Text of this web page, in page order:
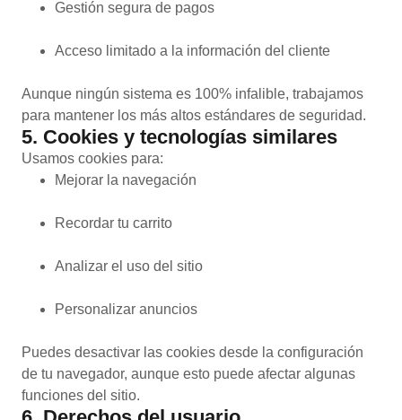
Gestión segura de pagos
Acceso limitado a la información del cliente
Aunque ningún sistema es 100% infalible, trabajamos
para mantener los más altos estándares de seguridad.
5. Cookies y tecnologías similares
Usamos cookies para:
Mejorar la navegación
Recordar tu carrito
Analizar el uso del sitio
Personalizar anuncios
Puedes desactivar las cookies desde la configuración
de tu navegador, aunque esto puede afectar algunas
funciones del sitio.